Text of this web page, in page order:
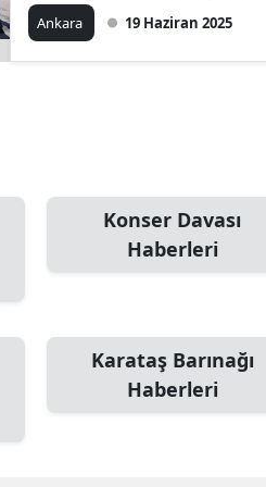
yaptı
Ankara 19 Haziran 2025
Konser Davası
Haberleri
Karataş Barınağı
Haberleri